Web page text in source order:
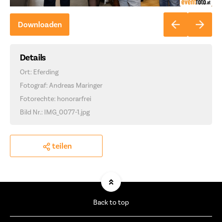
Downloaden
Details
Ort: Eferding
Fotograf: Andreas Maringer
Fotorechte: honorarfrei
Bild Nr.: IMG_0077-1.jpg
teilen
Back to top